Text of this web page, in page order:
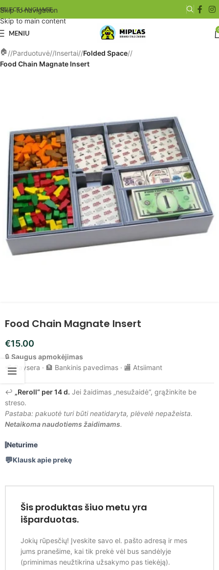
Skip to navigation
Skip to main content
SELECT LANGUAGE
MENIU
/ Parduotuvė/ Insertai/ Folded Space/
Food Chain Magnate Insert
Food Chain Magnate Insert
€15.00
🔒 Saugus apmokėjimas
💳 Paysera · 🏦 Bankinis pavedimas · 🏬 Atsiimant
↩️ „Reroll“ per 14 d. Jei žaidimas „nesužaidė“, grąžinkite be
streso.
Pastaba: pakuotė turi būti neatidaryta, plėvelė nepažeista.
Netaikoma naudotiems žaidimams.
Neturime
Klausk apie prekę
Šis produktas šiuo metu yra
išparduotas.
Jokių rūpesčių! Įveskite savo el. pašto adresą ir mes
jums pranešime, kai tik prekė vėl bus sandėlyje
(priminimas neužtikrina užsakymo pas tiekėją).